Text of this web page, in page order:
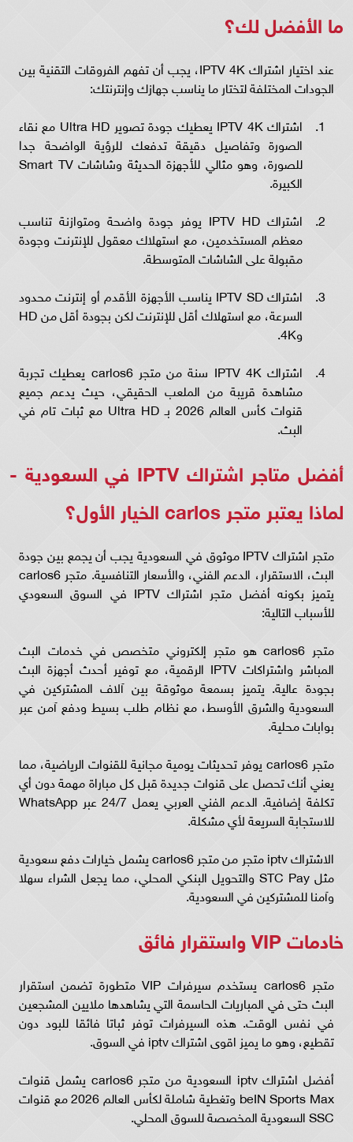
ما الأفضل لك؟
عند اختيار اشتراك IPTV 4K، يجب أن تفهم الفروقات التقنية بين
الجودات المختلفة لتختار ما يناسب جهازك وإنترنتك:
اشتراك IPTV 4K يعطيك جودة تصوير Ultra HD مع نقاء
الصورة وتفاصيل دقيقة تدفعك للرؤية الواضحة جدا
للصورة، وهو مثالي للأجهزة الحديثة وشاشات Smart TV
الكبيرة.
اشتراك IPTV HD يوفر جودة واضحة ومتوازنة تناسب
معظم المستخدمين، مع استهلاك معقول للإنترنت وجودة
مقبولة على الشاشات المتوسطة.
اشتراك IPTV SD يناسب الأجهزة الأقدم أو إنترنت محدود
السرعة، مع استهلاك أقل للإنترنت لكن بجودة أقل من HD
و4K.
اشتراك IPTV 4K سنة من متجر carlos6 يعطيك تجربة
مشاهدة قريبة من الملعب الحقيقي، حيث يدعم جميع
قنوات كأس العالم 2026 بـ Ultra HD مع ثبات تام في
البث.
أفضل متاجر اشتراك IPTV في السعودية -
لماذا يعتبر متجر carlos الخيار الأول؟
متجر اشتراك IPTV موثوق في السعودية يجب أن يجمع بين جودة
البث، الاستقرار، الدعم الفني، والأسعار التنافسية. متجر carlos6
يتميز بكونه أفضل متجر اشتراك IPTV في السوق السعودي
للأسباب التالية:
متجر carlos6 هو متجر إلكتروني متخصص في خدمات البث
المباشر واشتراكات IPTV الرقمية، مع توفير أحدث أجهزة البث
بجودة عالية. يتميز بسمعة موثوقة بين آلاف المشتركين في
السعودية والشرق الأوسط، مع نظام طلب بسيط ودفع آمن عبر
بوابات محلية.
متجر carlos6 يوفر تحديثات يومية مجانية للقنوات الرياضية، مما
يعني أنك تحصل على قنوات جديدة قبل كل مباراة مهمة دون أي
تكلفة إضافية. الدعم الفني العربي يعمل 24/7 عبر WhatsApp
للاستجابة السريعة لأي مشكلة.
الاشتراك iptv متجر من متجر carlos6 يشمل خيارات دفع سعودية
مثل STC Pay والتحويل البنكي المحلي، مما يجعل الشراء سهلا
وآمنا للمشتركين في السعودية.
خادمات VIP واستقرار فائق
متجر carlos6 يستخدم سيرفرات VIP متطورة تضمن استقرار
البث حتى في المباريات الحاسمة التي يشاهدها ملايين المشجعين
في نفس الوقت. هذه السيرفرات توفر ثباتا فائقا للبود دون
تقطيع، وهو ما يميز اقوى اشتراك iptv في السوق.
أفضل اشتراك iptv السعودية من متجر carlos6 يشمل قنوات
beIN Sports Max وتغطية شاملة لكأس العالم 2026 مع قنوات
SSC السعودية المخصصة للسوق المحلي.